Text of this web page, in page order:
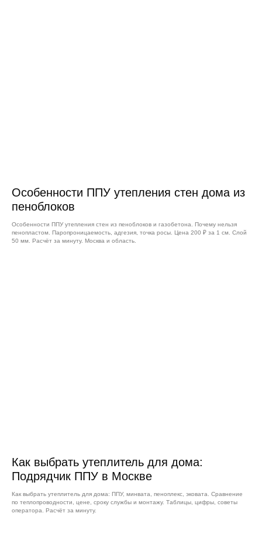
Особенности ППУ утепления стен дома из
пеноблоков
Особенности ППУ утепления стен из пеноблоков и газобетона. Почему нельзя
пенопластом. Паропроницаемость, адгезия, точка росы. Цена 200 ₽ за 1 см. Слой
50 мм. Расчёт за минуту. Москва и область.
Как выбрать утеплитель для дома:
Подрядчик ППУ в Москве
Как выбрать утеплитель для дома: ППУ, минвата, пеноплекс, эковата. Сравнение
по теплопроводности, цене, сроку службы и монтажу. Таблицы, цифры, советы
оператора. Расчёт за минуту.